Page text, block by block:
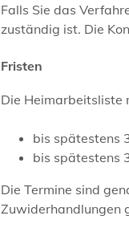
Falls Sie das
zuständig ist. Die
Fristen
Die Heimarbeitsliste
bis spätestens
bis spätestens
Die Termine sind
Zuwiderhandlungen